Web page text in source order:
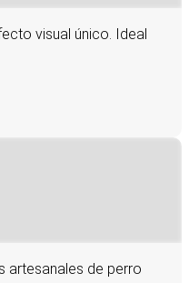
visual único. Ideal
artesanales de perro